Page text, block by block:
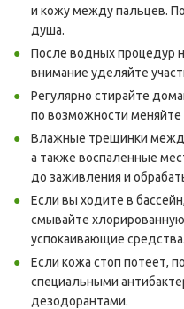
и кожу между пальцев.
душа.
После водных процедур
внимание уделяйте
Регулярно стирайте
по возможности меняйте
Влажные трещинки
а также воспаленные
до заживления и
Если вы ходите в
смывайте
успокаивающие средства.
Если кожа стоп потеет,
специальными
дезодорантами.